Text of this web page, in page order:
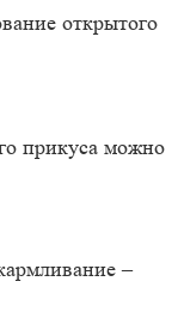
открытого
прикуса можно
–